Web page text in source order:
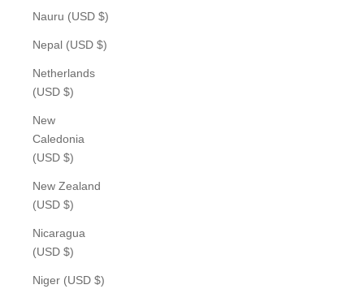
Nauru (USD $)
Nepal (USD $)
Netherlands
(USD $)
New
Caledonia
(USD $)
New Zealand
(USD $)
Nicaragua
(USD $)
Niger (USD $)